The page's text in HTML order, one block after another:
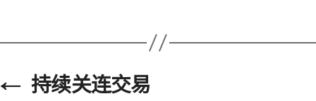
← 持续关连交易